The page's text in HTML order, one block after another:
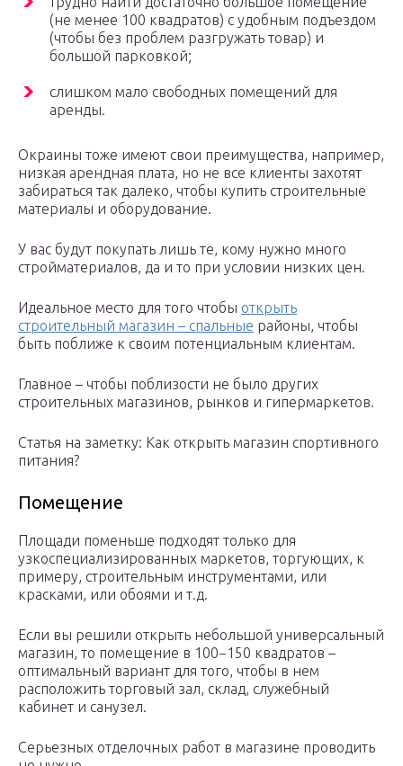
(не менее 100 квадратов) с удобным подъездом
(чтобы без проблем разгружать товар) и
большой парковкой;
слишком мало свободных помещений для
аренды.
Окраины тоже имеют свои преимущества, например,
низкая арендная плата, но не все клиенты захотят
забираться так далеко, чтобы купить строительные
материалы и оборудование.
У вас будут покупать лишь те, кому нужно много
стройматериалов, да и то при условии низких цен.
Идеальное место для того чтобы открыть
строительный магазин – спальные районы, чтобы
быть поближе к своим потенциальным клиентам.
Главное – чтобы поблизости не было других
строительных магазинов, рынков и гипермаркетов.
Статья на заметку: Как открыть магазин спортивного
питания?
Помещение
Площади поменьше подходят только для
узкоспециализированных маркетов, торгующих, к
примеру, строительным инструментами, или
красками, или обоями и т.д.
Если вы решили открыть небольшой универсальный
магазин, то помещение в 100−150 квадратов –
оптимальный вариант для того, чтобы в нем
расположить торговый зал, склад, служебный
кабинет и санузел.
Серьезных отделочных работ в магазине проводить